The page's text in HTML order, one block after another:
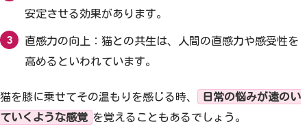
安定させる効果があります。
直感力の向上：猫との共生は、人間の直感力や感受性を
高めるといわれています。
猫を膝に乗せてその温もりを感じる時、
日常の悩みが遠のい
ていくような感覚 を覚えることもあるでしょう。